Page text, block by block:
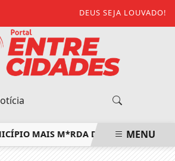
DEUS SEJA LOUVADO!
MAIS M*RDA DO ESTADO’ E DEFENDE
MENU